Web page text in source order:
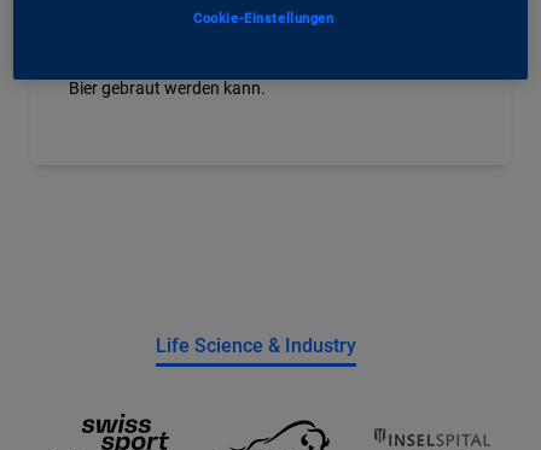
Der Wired Cooker ist ein App-gesteuerter
Bier gebraut werden kann.
Life Science & Industry
Cookie-Einstellungen